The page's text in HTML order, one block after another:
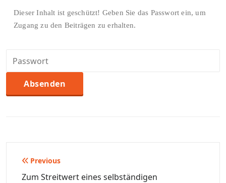
Dieser Inhalt ist geschützt! Geben Sie das Passwort ein, um
Zugang zu den Beiträgen zu erhalten.
Beitragsnavigation
Previous
Zum Streitwert eines selbständigen